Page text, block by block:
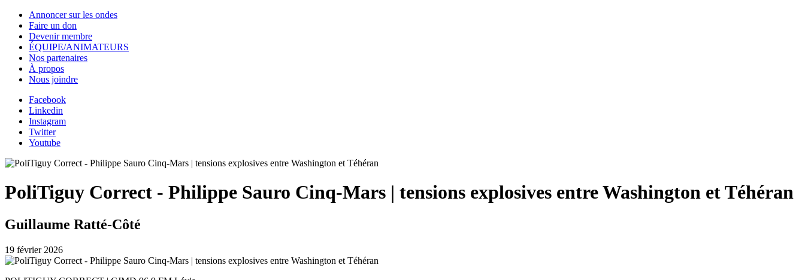
Annoncer sur les ondes
Faire un don
Devenir membre
ÉQUIPE/ANIMATEURS
Nos partenaires
À propos
Nous joindre
Facebook
Linkedin
Instagram
Twitter
Youtube
PoliTiguy Correct - Philippe Sauro Cinq-Mars | tensions explosives entre Washington et Téhéran
Guillaume Ratté-Côté
19 février 2026